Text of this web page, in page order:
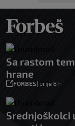
Sa rastom
hrane
FORBES| prije 8 h
Srednjoškolci